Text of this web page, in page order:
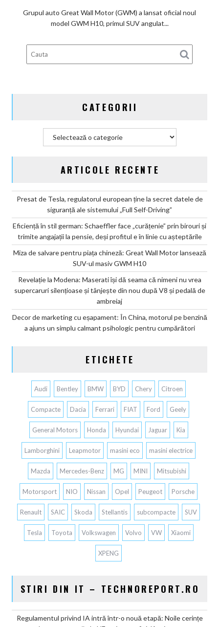
piața
Motor
lansează
Grupul auto Great Wall Motor (GWM) a lansat oficial noul
model GWM H10, primul SUV angulat...
CATEGORII
ARTICOLE RECENTE
Presat de Tesla, regulatorul european ține la secret datele de
siguranță ale sistemului „Full Self-Driving”
Eficiență în stil german: Schaeffler face „curățenie” prin birouri și
trimite angajații la pensie, deși profitul e în linie cu așteptările
Miza de salvare pentru piața chineză: Great Wall Motor lansează
SUV-ul masiv GWM H10
Revelație la Modena: Maserati își dă seama că nimeni nu vrea
supercaruri silențioase și tânjește din nou după V8 și pedală de
ambreiaj
Decor de marketing cu eșapament: În China, motorul pe benzină
a ajuns un simplu calmant psihologic pentru cumpărători
ETICHETE
Audi Bentley BMW BYD Chery Citroen
Compacte Dacia Ferrari FIAT Ford Geely
General Motors Honda Hyundai Jaguar Kia
Lamborghini Leapmotor masini eco masini electrice
Mazda Mercedes-Benz MG MINI Mitsubishi
Motorsport NIO Nissan Opel Peugeot Porsche
Renault SAIC Skoda Stellantis subcompacte SUV
Tesla Toyota Volkswagen Volvo VW Xiaomi
XPENG
STIRI DIN IT – TECHNOREPORT.RO
Regulamentul privind IA intră într-o nouă etapă: Noile cerințe